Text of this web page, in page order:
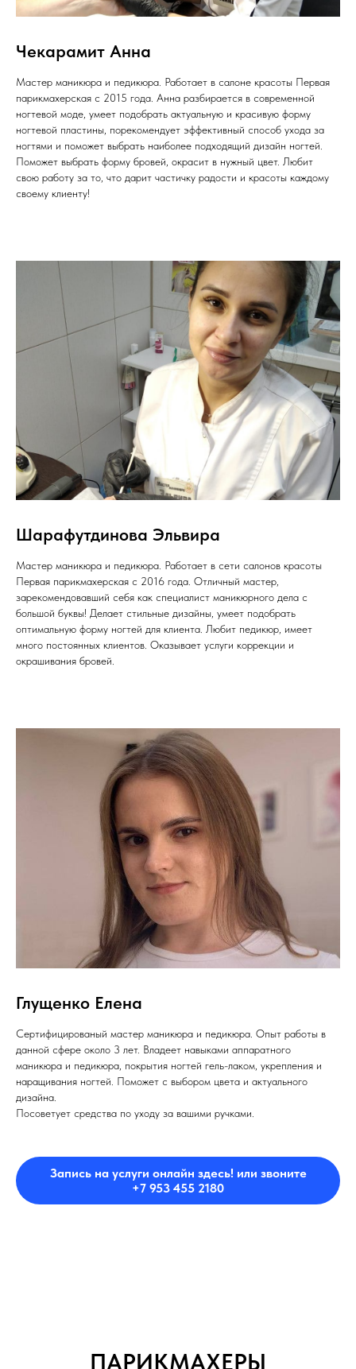
Чекарамит Анна
Мастер маникюра и педикюра. Работает в салоне красоты Первая
парикмахерская с 2015 года. Анна разбирается в современной
ногтевой моде, умеет подобрать актуальную и красивую форму
ногтевой пластины, порекомендует эффективный способ ухода за
ногтями и поможет выбрать наиболее подходящий дизайн ногтей.
Поможет выбрать форму бровей, окрасит в нужный цвет. Любит
свою работу за то, что дарит частичку радости и красоты каждому
своему клиенту!
Шарафутдинова Эльвира
Мастер маникюра и педикюра. Работает в сети салонов красоты
Первая парикмахерская с 2016 года. Отличный мастер,
зарекомендовавший себя как специалист маникюрного дела с
большой буквы! Делает стильные дизайны, умеет подобрать
оптимальную форму ногтей для клиента. Любит педикюр, имеет
много постоянных клиентов. Оказывает услуги коррекции и
окрашивания бровей.
Глущенко Елена
Сертифицированый мастер маникюра и педикюра. Опыт работы в
данной сфере около 3 лет. Владеет навыками аппаратного
маникюра и педикюра, покрытия ногтей гель-лаком, укрепления и
наращивания ногтей. Поможет с выбором цвета и актуального
дизайна.
Посоветует средства по уходу за вашими ручками.
Запись на услуги онлайн здесь! или звоните
+7 953 455 2180
ПАРИКМАХЕРЫ